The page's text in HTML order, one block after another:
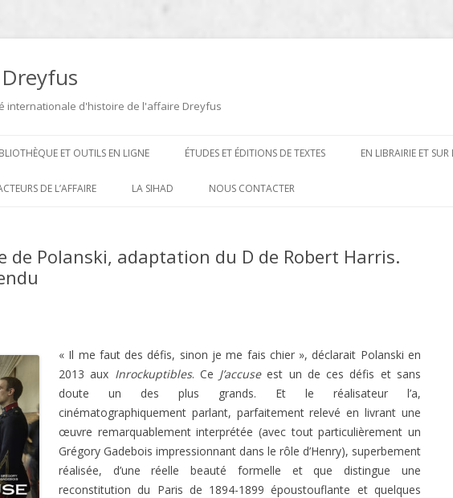
internationale d'histoire de l'affaire Dreyfus
ET OUTILS EN LIGNE
BIOGRAPHIES, ESSAIS, THÈSES ET
ARTICLES UNIVERSITAIRES
CARTES POSTALES ET
L’AFFAIRE DREYFUS EN BANDES
DESSINÉES
PHOTOGRAPHIES
À 1940 DE JEAN JOLLY EN
MAITRON EN LIGNE
ÉTUDES ET ÉDITIONS DE TEXTES
ÉDITIONS DE TEXTES
EN LIBRAIRIE ET SUR
2014
2017
2019
2020
DE L’AFFAIRE LA SIHAD NOUS CONTACTER
de Polanski, adaptation du D de Robert Harris.
« Il me faut des défis, sinon je me fais chier », déclarait Polanski en
2013 aux Inrockuptibles. Ce J’accuseest un de ces défis et sans
doute un des plus grands. Et le réalisateur l’a,
cinématographiquement parlant, parfaitement relevé en livrant une
œuvre remarquablement interprétée (avec tout particulièrement un
Grégory Gadebois impressionnant dans le rôle d’Henry), superbement
réalisée, d’une réelle beauté formelle et que distingue une
reconstitution du Paris de 1894-1899 époustouflante et quelques